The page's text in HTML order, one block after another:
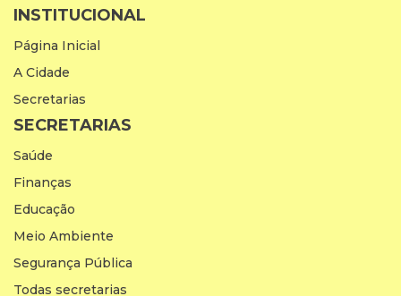
INSTITUCIONAL
Página Inicial
A Cidade
Secretarias
SECRETARIAS
Saúde
Finanças
Educação
Meio Ambiente
Segurança Pública
Todas secretarias